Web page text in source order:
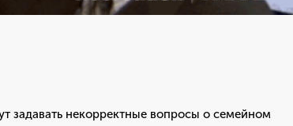
задавать некорректные вопросы о семейном